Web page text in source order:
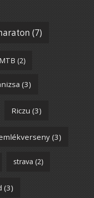
(7)
MTB (2)
(3)
Riczu (3)
(3)
strava (2)
(3)